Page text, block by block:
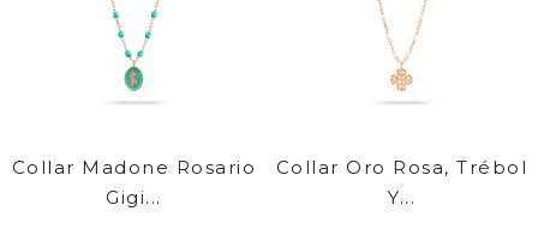
Collar Madone Rosario
Gigi...
Collar Oro Rosa, Trébol
Y...